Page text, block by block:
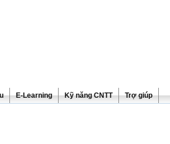
E-Learning Kỹ năng CNTT Trợ giúp